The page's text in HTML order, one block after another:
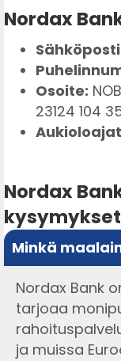
Nordax
Osoite:
23124 104
Nordax
kysymykset
Minkä
Nordax Bank
tarjoaa
ja muissa